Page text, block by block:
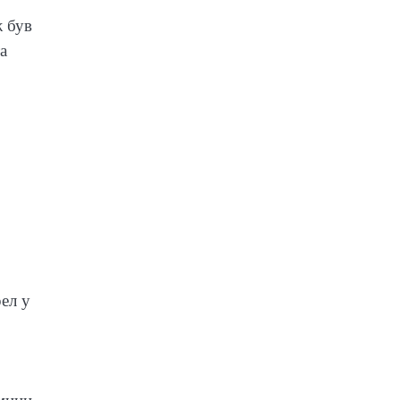
був
у